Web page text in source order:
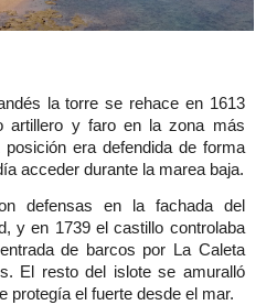
la torre se rehace en 1613
artillero y faro en la zona más
era defendida de forma
acceder durante la marea baja.
defensas en la fachada del
y en 1739 el castillo controlaba
de barcos por La Caleta
El resto del islote se amuralló
protegía el fuerte desde el mar.